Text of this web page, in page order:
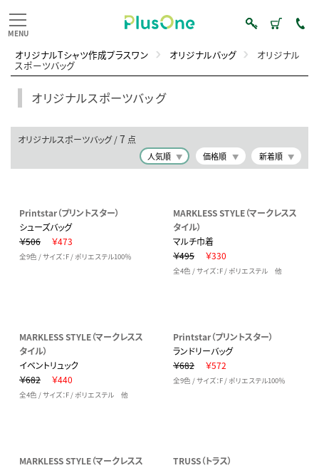
オリジナルTシャツ作成プラスワン オリジナルバッグ オリジナル
スポーツバッグ
オリジナルスポーツバッグ
オリジナルスポーツバッグ /7 点
人気順 価格順 新着順
Printstar（プリントスター）
シューズバッグ
￥506
￥473
全9色 / サイズ：F / ポリエステル100％
MARKLESS STYLE（マークレスス
タイル）
マルチ巾着
￥495
￥330
全4色 / サイズ：F / ポリエステル 他
MARKLESS STYLE（マークレスス
タイル）
イベントリュック
￥682
￥440
全4色 / サイズ：F / ポリエステル 他
Printstar（プリントスター）
ランドリーバッグ
￥682
￥572
全9色 / サイズ：F / ポリエステル100％
MARKLESS STYLE（マークレスス
TRUSS（トラス）